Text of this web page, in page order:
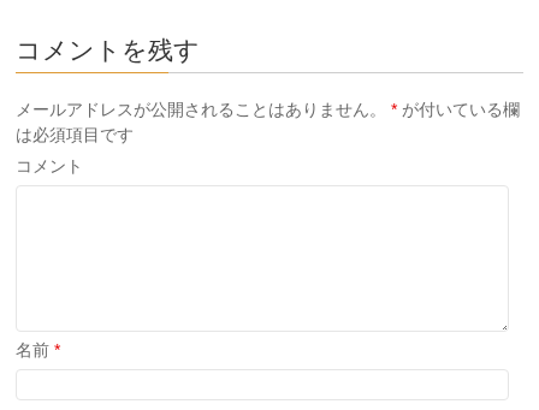
ウ
で
開
ま
す)
い
(新
し
ウ
ィ
ン
ド
ド
ウ
で
開
ま
す)
コメントを残す
メールアドレスが公開されることはありません。 * が付いている欄
は必須項目です
コメント
名前*